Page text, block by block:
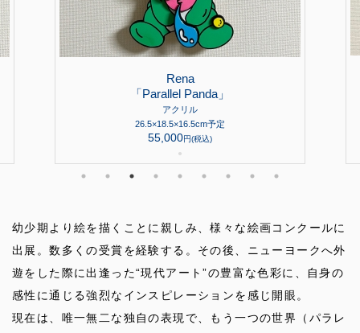
Rena
「Parallel Panda」
アクリル
26.5×18.5×16.5cm予定
55,000円(税込)
●
幼少期より絵を描くことに親しみ、様々な絵画コンクールに
出展。数多くの受賞を経験する。その後、ニューヨークへ外
遊をした際に出逢った“現代アート”の豊富な色彩に、自身の
感性に通じる強烈なインスピレーションを感じ開眼。
現在は、唯一無二な独自の表現で、もう一つの世界（パラレ